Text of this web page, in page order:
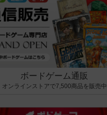
ボードゲーム通販
オンラインストアで7,500商品を販売中